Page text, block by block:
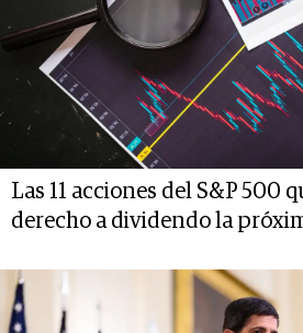
Las 11 acciones del S&P 500
derecho a dividendo la